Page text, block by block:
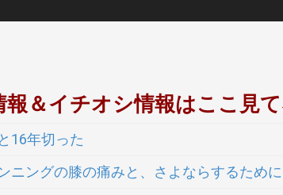
＆イチオシ情報はここ見
16年切った
ニングの膝の痛みと、さよならするために